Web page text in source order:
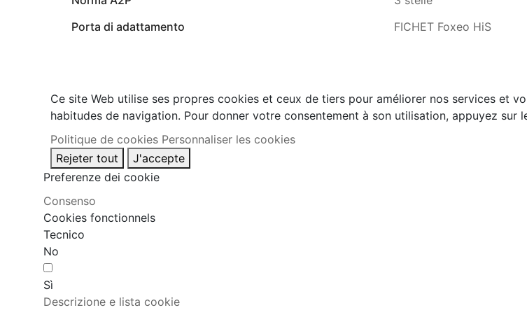
Porta di adattamento
FICHET Foxeo HiS
Ce site Web utilise ses propres cookies et ceux de tiers pour améliorer nos services et
habitudes de navigation. Pour donner votre consentement à son utilisation, appuyez sur
Politique de cookies Personnaliser les cookies
Rejeter tout
J'accepte
Preferenze dei cookie
Consenso
Cookies fonctionnels
Tecnico
No
Sì
Descrizione e lista cookie